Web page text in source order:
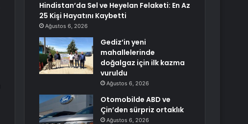
Hindistan’da Sel ve Heyelan Felaketi: En Az
25 Kişi Hayatını Kaybetti
Ağustos 6, 2026
Gediz’in yeni
mahallelerinde
doğalgaz için ilk kazma
vuruldu
Ağustos 6, 2026
Otomobilde ABD ve
Çin’den sürpriz ortaklık
Ağustos 6, 2026